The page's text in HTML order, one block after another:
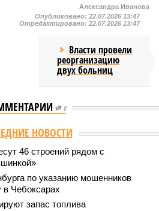
Александра Иванова
Опубликовано: 22.07.2026 13:47
Отредактировано: 22.07.2026 13:47
Власти провели
реорганизацию
двух больниц
0
НОВОСТИ
46 строений рядом с
по указанию мошенников
в Чебоксарах
запас топлива